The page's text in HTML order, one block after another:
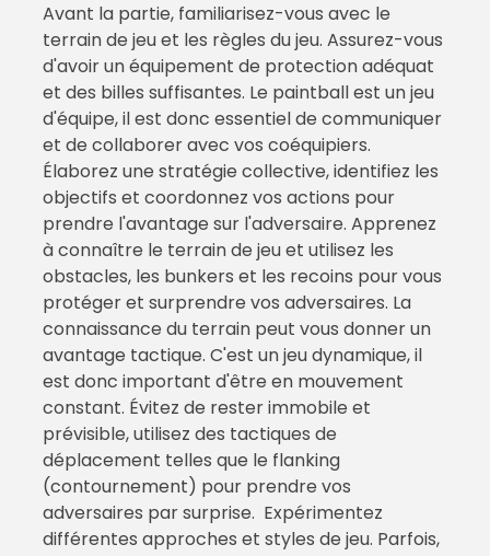
Avant la partie, familiarisez-vous avec le
terrain de jeu et les règles du jeu. Assurez-vous
d'avoir un équipement de protection adéquat
et des billes suffisantes. Le paintball est un jeu
d'équipe, il est donc essentiel de communiquer
et de collaborer avec vos coéquipiers.
Élaborez une stratégie collective, identifiez les
objectifs et coordonnez vos actions pour
prendre l'avantage sur l'adversaire. Apprenez
à connaître le terrain de jeu et utilisez les
obstacles, les bunkers et les recoins pour vous
protéger et surprendre vos adversaires. La
connaissance du terrain peut vous donner un
avantage tactique. C'est un jeu dynamique, il
est donc important d'être en mouvement
constant. Évitez de rester immobile et
prévisible, utilisez des tactiques de
déplacement telles que le flanking
(contournement) pour prendre vos
adversaires par surprise. Expérimentez
différentes approches et styles de jeu. Parfois,